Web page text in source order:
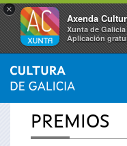
×
Axenda
Xunta de Galicia
Aplicación
Se
encuentra
INICIO
PREMIOS